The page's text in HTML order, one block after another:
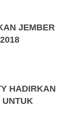
JEMBER
HADIRKAN
UNTUK